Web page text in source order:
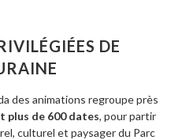
DE
des animations regroupe près
plus de 600 dates, pour partir
culturel et paysager du Parc